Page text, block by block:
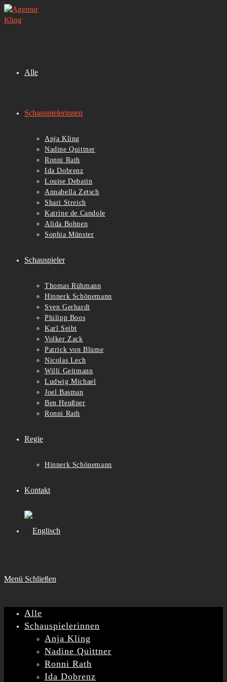
Zum
Inhalt
Alle
Schauspielerinnen
Anja Kling
Nadine Quittner
Ronni Rath
Ida Dobrenz
Louise Debatin
Annabella Zetsch
Shari Streich
Katrine de Candole
Alida Bohnen
Sophia Münster
Schauspieler
Thomas Rühmann
Hinnerk Schönemann
Sven Gerhardt
Philipp Boos
Karl Seibt
Volker Zack
Patrick von Blume
Nicolas Lech
Willi Geitmann
Ludwig Michael
Joel Basman
Ben Heußner
Ronni Rath
Regie
Hinnerk Schönemann
Kontakt
Menü Schließen
Alle
Schauspielerinnen
Anja Kling
Nadine Quittner
Ronni Rath
Ida Dobrenz